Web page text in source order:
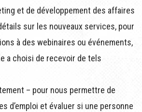
et de développement des affaires
sur les nouveaux services, pour
à des webinaires ou événements,
a choisi de recevoir de tels
– pour nous permettre de
d’emploi et évaluer si une personne